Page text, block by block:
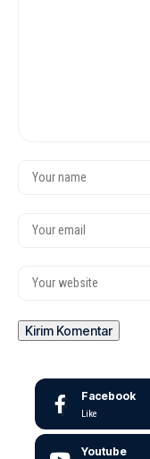
Facebook
Like
Youtube